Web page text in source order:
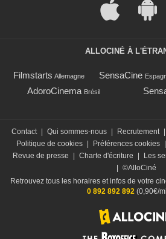
ALLOCINÉ À
Filmstarts Allemagne SensaCine
AdoroCinema Brésil
Contact | Qui sommes-nous | Recrutement |
Politique de cookies | Préférences cookies |
Revue de presse
| Charte d'écriture | Les
| ©AlloCiné
Retrouvez tous les horaires et infos de votre
0 892 892 892(0,90€/